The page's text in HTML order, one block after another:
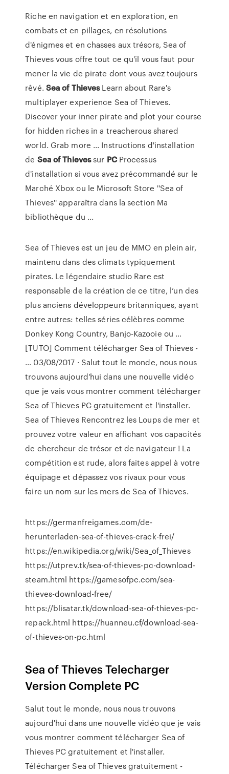
Riche en navigation et en exploration, en
combats et en pillages, en résolutions
d'énigmes et en chasses aux trésors, Sea of
Thieves vous offre tout ce qu'il vous faut pour
mener la vie de pirate dont vous avez toujours
rêvé. Sea of ThievesLearn about Rare's
multiplayer experience Sea of Thieves.
Discover your inner pirate and plot your course
for hidden riches in a treacherous shared
world. Grab more ... Instructions d'installation
de SeaofThievessur PCProcessus
d'installation si vous avez précommandé sur le
Marché Xbox ou le Microsoft Store ''Sea of
Thieves'' apparaîtra dans la section Ma
bibliothèque du ...
Sea of Thieves est un jeu de MMO en plein air,
maintenu dans des climats typiquement
pirates. Le légendaire studio Rare est
responsable de la création de ce titre, l’un des
plus anciens développeurs britanniques, ayant
entre autres: telles séries célèbres comme
Donkey Kong Country, Banjo-Kazooie ou …
[TUTO] Comment télécharger Sea of Thieves -
… 03/08/2017 · Salut tout le monde, nous nous
trouvons aujourd'hui dans une nouvelle vidéo
que je vais vous montrer comment télécharger
Sea of Thieves PC gratuitement et l'installer.
Sea of Thieves Rencontrez les Loups de mer et
prouvez votre valeur en affichant vos capacités
de chercheur de trésor et de navigateur ! La
compétition est rude, alors faites appel à votre
équipage et dépassez vos rivaux pour vous
faire un nom sur les mers de Sea of Thieves.
https://germanfreigames.com/de-
herunterladen-sea-of-thieves-crack-frei/
https://en.wikipedia.org/wiki/Sea_of_Thieves
https://utprev.tk/sea-of-thieves-pc-download-
steam.html https://gamesofpc.com/sea-
thieves-download-free/
https://blisatar.tk/download-sea-of-thieves-pc-
repack.html https://huanneu.cf/download-sea-
of-thieves-on-pc.html
Sea of Thieves Telecharger
Version Complete PC
Salut tout le monde, nous nous trouvons
aujourd'hui dans une nouvelle vidéo que je vais
vous montrer comment télécharger Sea of
Thieves PC gratuitement et l'installer.
Télécharger Sea of Thieves gratuitement -